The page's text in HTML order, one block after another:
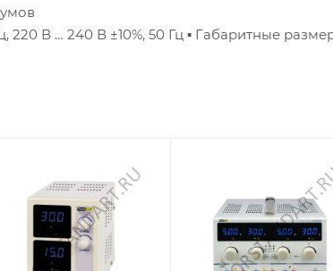
220 В … 240 В ±10%, 50 Гц ▪ Габаритные